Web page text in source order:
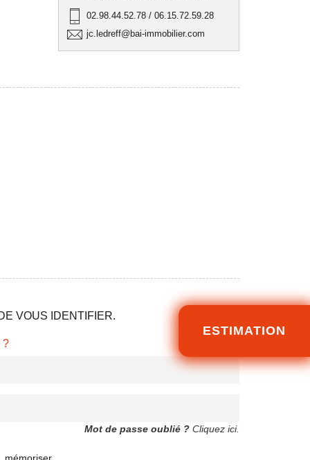
ESTIMATION
02.98.44.52.78 / 06.15.72.59.28
jc.ledreff@bai-immobilier.com
VOUS IDENTIFIER.
?
Mot de passe oublié ?Cliquez ici.